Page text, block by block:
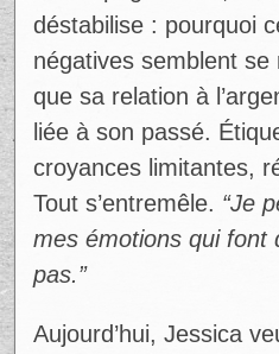
s’entoure de
l’ordre.